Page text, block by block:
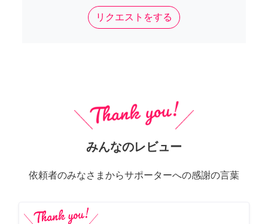
リクエストをする
みんなのレビュー
依頼者のみなさまからサポーターへの感謝の言葉